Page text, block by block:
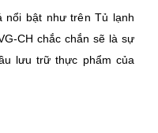
nổi bật như trên Tủ lạnh
CH chắc chắn sẽ là sự
lưu trữ thực phẩm của